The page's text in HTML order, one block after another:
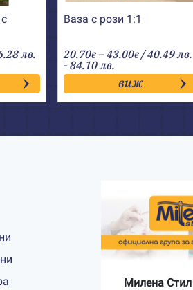
лв.
Ваза с рози 1:1
20.70€ –43.00€Price
range:
20.70€
through
43.00€
/ 40.49 лв.
- 84.10 лв.
виж
Милена